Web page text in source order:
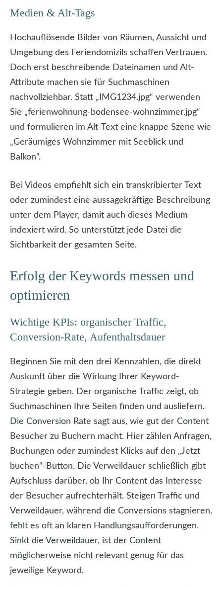
Medien & Alt-Tags
Hochauflösende Bilder von Räumen, Aussicht und
Umgebung des Feriendomizils schaffen Vertrauen.
Doch erst beschreibende Dateinamen und Alt-
Attribute machen sie für Suchmaschinen
nachvollziehbar. Statt „IMG1234.jpg“ verwenden
Sie „ferienwohnung-bodensee-wohnzimmer.jpg“
und formulieren im Alt-Text eine knappe Szene wie
„Geräumiges Wohnzimmer mit Seeblick und
Balkon“.
Bei Videos empfiehlt sich ein transkribierter Text
oder zumindest eine aussagekräftige Beschreibung
unter dem Player, damit auch dieses Medium
indexiert wird. So unterstützt jede Datei die
Sichtbarkeit der gesamten Seite.
Erfolg der Keywords messen und
optimieren
Wichtige KPIs: organischer Traffic,
Conversion-Rate, Aufenthaltsdauer
Beginnen Sie mit den drei Kennzahlen, die direkt
Auskunft über die Wirkung Ihrer Keyword-
Strategie geben. Der organische Traffic zeigt, ob
Suchmaschinen Ihre Seiten finden und ausliefern.
Die Conversion Rate sagt aus, wie gut der Content
Besucher zu Buchern macht. Hier zählen Anfragen,
Buchungen oder zumindest Klicks auf den „Jetzt
buchen“-Button. Die Verweildauer schließlich gibt
Aufschluss darüber, ob Ihr Content das Interesse
der Besucher aufrechterhält. Steigen Traffic und
Verweildauer, während die Conversions stagnieren,
fehlt es oft an klaren Handlungsaufforderungen.
Sinkt die Verweildauer, ist der Content
möglicherweise nicht relevant genug für das
jeweilige Keyword.